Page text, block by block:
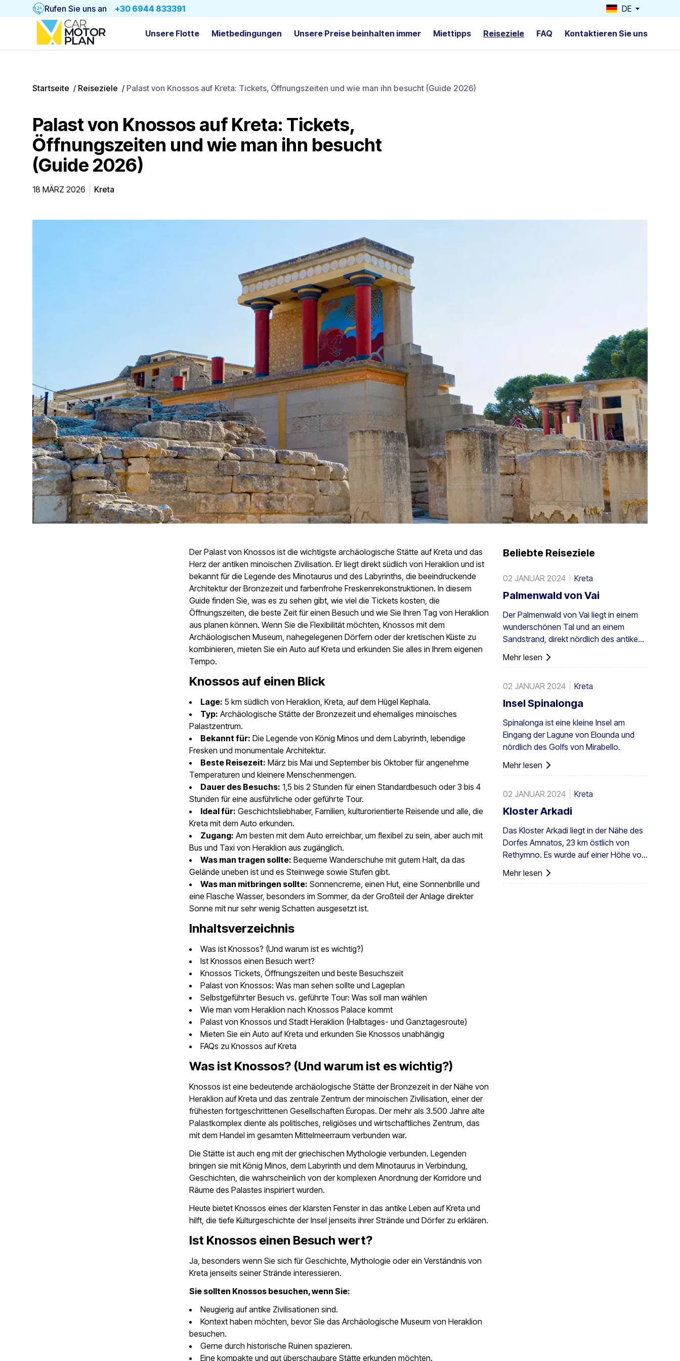
Rufen Sie uns an +30 6944 833391 DE
Unsere Flotte Mietbedingungen Unsere Preise beinhalten immer Miettipps Reiseziele FAQ Kontaktieren Sie uns
Startseite / Reiseziele / Palast von Knossos auf Kreta: Tickets, Öffnungszeiten und wie man ihn besucht (Guide 2026)
Palast von Knossos auf Kreta: Tickets,
Öffnungszeiten und wie man ihn besucht
(Guide 2026)
18 MÄRZ 2026 Kreta
Der Palast von Knossos ist die wichtigste archäologische Stätte auf Kreta und das
Herz der antiken minoischen Zivilisation. Er liegt direkt südlich von Heraklion und ist
bekannt für die Legende des Minotaurus und des Labyrinths, die beeindruckende
Architektur der Bronzezeit und farbenfrohe Freskenrekonstruktionen. In diesem
Guide finden Sie, was es zu sehen gibt, wie viel die Tickets kosten, die
Öffnungszeiten, die beste Zeit für einen Besuch und wie Sie Ihren Tag von Heraklion
aus planen können. Wenn Sie die Flexibilität möchten, Knossos mit dem
Archäologischen Museum, nahegelegenen Dörfern oder der kretischen Küste zu
kombinieren, mieten Sie ein Auto auf Kreta und erkunden Sie alles in Ihrem eigenen
Tempo.
Knossos auf einen Blick
Lage: 5 km südlich von Heraklion, Kreta, auf dem Hügel Kephala.
Typ: Archäologische Stätte der Bronzezeit und ehemaliges minoisches
Palastzentrum.
Bekannt für: Die Legende von König Minos und dem Labyrinth, lebendige
Fresken und monumentale Architektur.
Beste Reisezeit: März bis Mai und September bis Oktober für angenehme
Temperaturen und kleinere Menschenmengen.
Dauer des Besuchs: 1,5 bis 2 Stunden für einen Standardbesuch oder 3 bis 4
Stunden für eine ausführliche oder geführte Tour.
Ideal für: Geschichtsliebhaber, Familien, kulturorientierte Reisende und alle, die
Kreta mit dem Auto erkunden.
Zugang: Am besten mit dem Auto erreichbar, um flexibel zu sein, aber auch mit
Bus und Taxi von Heraklion aus zugänglich.
Was man tragen sollte: Bequeme Wanderschuhe mit gutem Halt, da das
Gelände uneben ist und es Steinwege sowie Stufen gibt.
Was man mitbringen sollte: Sonnencreme, einen Hut, eine Sonnenbrille und
eine Flasche Wasser, besonders im Sommer, da der Großteil der Anlage direkter
Sonne mit nur sehr wenig Schatten ausgesetzt ist.
Inhaltsverzeichnis
Was ist Knossos? (Und warum ist es wichtig?)
Ist Knossos einen Besuch wert?
Knossos Tickets, Öffnungszeiten und beste Besuchszeit
Palast von Knossos: Was man sehen sollte und Lageplan
Selbstgeführter Besuch vs. geführte Tour: Was soll man wählen
Wie man vom Heraklion nach Knossos Palace kommt
Palast von Knossos und Stadt Heraklion (Halbtages- und Ganztagesroute)
Mieten Sie ein Auto auf Kreta und erkunden Sie Knossos unabhängig
FAQs zu Knossos auf Kreta
Was ist Knossos? (Und warum ist es wichtig?)
Knossos ist eine bedeutende archäologische Stätte der Bronzezeit in der Nähe von
Heraklion auf Kreta und das zentrale Zentrum der minoischen Zivilisation, einer der
frühesten fortgeschrittenen Gesellschaften Europas. Der mehr als 3.500 Jahre alte
Palastkomplex diente als politisches, religiöses und wirtschaftliches Zentrum, das
mit dem Handel im gesamten Mittelmeerraum verbunden war.
Die Stätte ist auch eng mit der griechischen Mythologie verbunden. Legenden
bringen sie mit König Minos, dem Labyrinth und dem Minotaurus in Verbindung,
Geschichten, die wahrscheinlich von der komplexen Anordnung der Korridore und
Räume des Palastes inspiriert wurden.
Heute bietet Knossos eines der klarsten Fenster in das antike Leben auf Kreta und
hilft, die tiefe Kulturgeschichte der Insel jenseits ihrer Strände und Dörfer zu erklären.
Ist Knossos einen Besuch wert?
Ja, besonders wenn Sie sich für Geschichte, Mythologie oder ein Verständnis von
Kreta jenseits seiner Strände interessieren.
Sie sollten Knossos besuchen, wenn Sie:
Neugierig auf antike Zivilisationen sind.
Kontext haben möchten, bevor Sie das Archäologische Museum von Heraklion
besuchen.
Gerne durch historische Ruinen spazieren.
Eine kompakte und gut überschaubare Stätte erkunden möchten.
Beliebte Reiseziele
02 JANUAR 2024 Kreta
Palmenwald von Vai
Der Palmenwald von Vai liegt in einem
wunderschönen Tal und an einem
Sandstrand, direkt nördlich des antiken
Itanos: 28 km von Sitia, 8 km von
Palaikastro und 6 km von Toplou über
Fläche von 200 Stremmata (50 Acres)
besteht er aus den einheimischen
Theophrastus-Palmen – der größten
Kolonie nicht nur in Griechenland,
sondern in ganz Europa. Ein
ausreichend großer Bestand existiert
auch in Preveli, mit kleineren Gruppen an
anderen Orten, z. B. in Agios Nikitas. Die
den südwestlichen Ägäisinseln, auf
Zypern und in der Türkei vor.
Mehr lesen
02 JANUAR 2024 Kreta
Insel Spinalonga
Spinalonga ist eine kleine Insel am
Eingang der Lagune von Elounda und
nördlich des Golfs von Mirabello.
Mehr lesen
02 JANUAR 2024 Kreta
Kloster Arkadi
Das Kloster Arkadi liegt in der Nähe des
Dorfes Amnatos, 23 km östlich von
Rethymno. Es wurde auf einer Höhe von
500 m auf einem fruchtbaren ...
errichtet.
Mehr lesen